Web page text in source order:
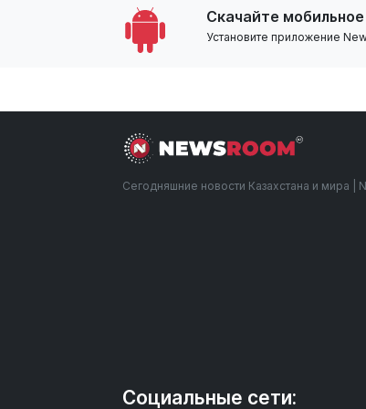
Скачайте
Установите приложение
Сегодняшние новости Казахстана и мира |
Социальные сети: